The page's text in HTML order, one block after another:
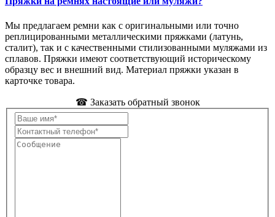
Мы предлагаем ремни как с оригинальными или точно
реплицированными металлическими пряжками (латунь,
сталит), так и с качественными стилизованными муляжами из
сплавов. Пряжки имеют соответствующий историческому
образцу вес и внешний вид. Материал пряжки указан в
карточке товара.
☎ Заказать обратный звонок